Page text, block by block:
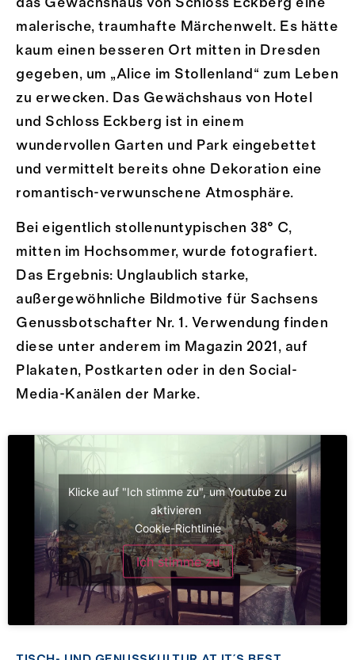
das Gewächshaus von Schloss Eckberg eine
malerische, traumhafte Märchenwelt. Es hätte
kaum einen besseren Ort mitten in Dresden
gegeben, um „Alice im Stollenland“ zum Leben
zu erwecken. Das Gewächshaus von Hotel
und Schloss Eckberg ist in einem
wundervollen Garten und Park eingebettet
und vermittelt bereits ohne Dekoration eine
romantisch-verwunschene Atmosphäre.
Bei eigentlich stollenuntypischen 38° C,
mitten im Hochsommer, wurde fotografiert.
Das Ergebnis: Unglaublich starke,
außergewöhnliche Bildmotive für Sachsens
Genussbotschafter Nr. 1. Verwendung finden
diese unter anderem im Magazin 2021, auf
Plakaten, Postkarten oder in den Social-
Media-Kanälen der Marke.
Klicke auf "Ich stimme zu", um Youtube zu
aktivieren
Cookie-Richtlinie
Ich stimme zu